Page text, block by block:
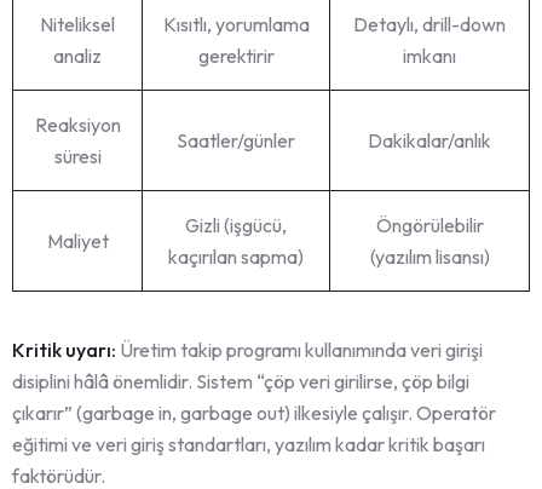
Niteliksel
analiz
Kısıtlı, yorumlama
gerektirir
Detaylı, drill-down
imkanı
Reaksiyon
süresi
Saatler/günler Dakikalar/anlık
Maliyet
Gizli (işgücü,
kaçırılan sapma)
Öngörülebilir
(yazılım lisansı)
Kritik uyarı: Üretim takip programı kullanımında veri girişi
disiplini hâlâ önemlidir. Sistem “çöp veri girilirse, çöp bilgi
çıkarır” (garbage in, garbage out) ilkesiyle çalışır. Operatör
eğitimi ve veri giriş standartları, yazılım kadar kritik başarı
faktörüdür.